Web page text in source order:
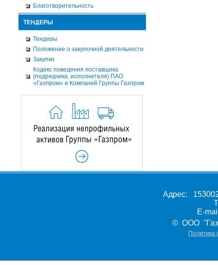
Благотворительность
ТЕНДЕРЫ
Тендеры
Положение о закупочной деятельности
Закупки
Кодекс поведения поставщика
(подрядчика, исполнителя) ПАО
«Газпром» и Компаний Группы Газпром
Адрес:
E-
© ООО
Политика